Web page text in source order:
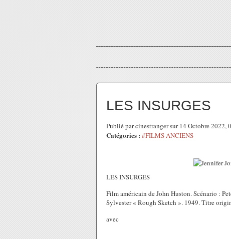
LES INSURGES
Publié par cinestranger sur 14 Octobre 2022,
Catégories : #FILMS ANCIENS
LES INSURGES
Film américain de John Huston. Scénario :
Sylvester « Rough Sketch ». 1949. Titre
avec